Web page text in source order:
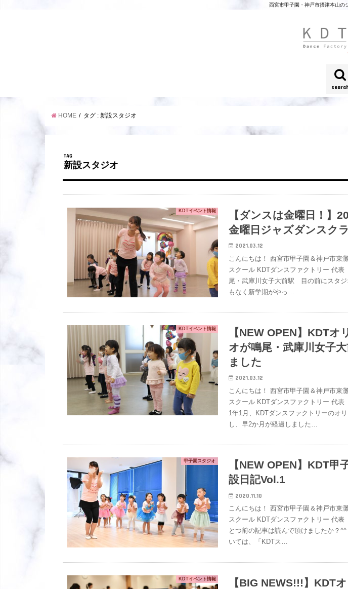
西宮市甲子園・神戸市摂津本山の
HOME タグ : 新設スタジオ
TAG
新設スタジオ
KDTイベント情報
【ダンスは金曜日！】
金曜日ジャズダンスク
2021.03.12
こんにちは！ 西宮市甲子園＆神戸市東
スクール KDTダンスファクトリー
尾・武庫川女子大前駅 目の前にスタジ
もなく新学期がやっ…
KDTイベント情報
【NEW OPEN】KDTオ
オが鳴尾・武庫川女子
ました
2021.03.12
こんにちは！ 西宮市甲子園＆神戸市東
スクール KDTダンスファクトリー 代
1年1月、KDTダンスファクトリーのオ
し、早2か月が経過しました…
甲子園スタジオ
【NEW OPEN】KDT甲
設日記Vol.1
2020.11.10
こんにちは！ 西宮市甲子園＆神戸市東
スクール KDTダンスファクトリー
とつ前の記事は読んで頂けましたか？
いては、「KDTス…
KDTイベント情報
【BIG NEWS!!!】KDT